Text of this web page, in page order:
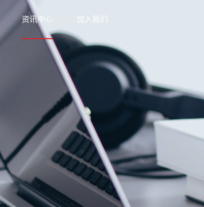
资讯中心
新闻中心
下载中心
加入我们